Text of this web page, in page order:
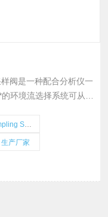
阀是一种配合分析仪一
环境流选择系统可从三
时提供具有代表性的样
。
Systems
生产厂家